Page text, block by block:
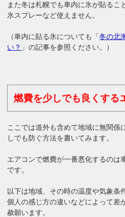
また冬は札幌でも車内に氷が貼るこ
氷スプレーなど使えません。
（車内に貼る氷についても「冬の北
い？ 」の記事を参照ください。）
燃費を少しでも良くする
ここでは道外も含めて地域に無関係
しでも防ぐ方法を書いてみます。
エアコンで燃費が一番悪化するのは
です。
以下は地域、その時の温度や気象条
個人の感じ方の違いなどによって差
赦願います。